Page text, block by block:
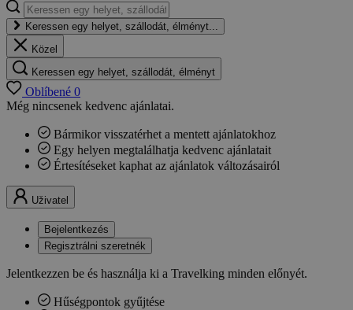
Keressen egy helyet, szállodát, élményt...
Közel
Keressen egy helyet, szállodát, élményt
Oblíbené 0
Még nincsenek kedvenc ajánlatai.
Bármikor visszatérhet a mentett ajánlatokhoz
Egy helyen megtalálhatja kedvenc ajánlatait
Értesítéseket kaphat az ajánlatok változásairól
Uživatel
Bejelentkezés
Regisztrálni szeretnék
Jelentkezzen be és használja ki a Travelking minden előnyét.
Hűségpontok gyűjtése